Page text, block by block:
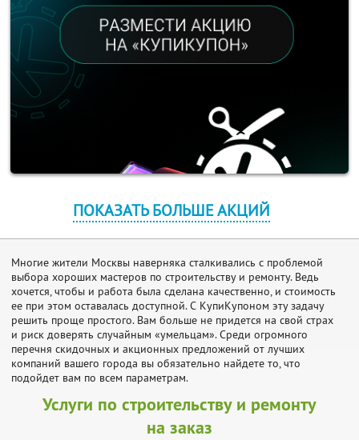
ПОКАЗАТЬ БОЛЬШЕ АКЦИЙ
Многие жители Москвы наверняка сталкивались с проблемой
выбора хороших мастеров по строительству и ремонту. Ведь
хочется, чтобы и работа была сделана качественно, и стоимость
ее при этом оставалась доступной. С КупиКупоном эту задачу
решить проще простого. Вам больше не придется на свой страх
и риск доверять случайным «умельцам». Среди огромного
перечня скидочных и акционных предложений от лучших
компаний вашего города вы обязательно найдете то, что
подойдет вам по всем параметрам.
Услуги по строительству и ремонту
на заказ